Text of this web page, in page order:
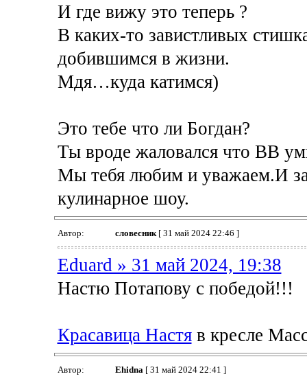
И где вижу это теперь ?
В каких-то завистливых
добившимся в жизни.
Мдя…куда катимся)
Это тебе что ли Богдан?
Ты вроде жаловался что ВВ
Мы тебя любим и уважаем.И
кулинарное шоу.
Автор: словесник[ 31 май 2024 22:46 ]
Eduard » 31 май 2024, 19:38
Настю Потапову с победой!!!
Красавица Настяв кресле
Автор: Ehidna[ 31 май 2024 22:41 ]